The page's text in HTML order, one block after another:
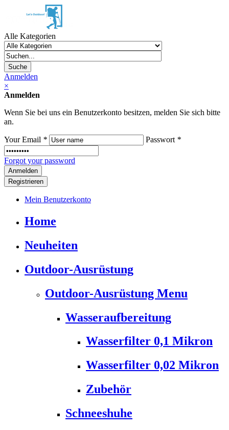
Alle Kategorien
Suche
Anmelden
×
Anmelden
Wenn Sie bei uns ein Benutzerkonto besitzen, melden Sie sich bitte
an.
Your Email * Passwort *
Forgot your password
Registrieren
Mein Benutzerkonto
Home
Neuheiten
Outdoor-Ausrüstung
Outdoor-Ausrüstung Menu
Wasseraufbereitung
Wasserfilter 0,1 Mikron
Wasserfilter 0,02 Mikron
Zubehör
Schneeshuhe